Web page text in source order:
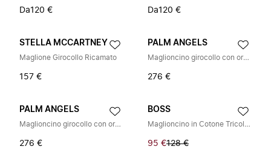
Da120 € Da120 €
STELLA MCCARTNEY
Maglione Girocollo Ricamato
157 €
PALM ANGELS
Maglioncino girocollo con orsetto e logo
276 €
PALM ANGELS
Maglioncino girocollo con orso e logo
276 €
BOSS
Maglioncino in Cotone Tricolore
95 €128 €